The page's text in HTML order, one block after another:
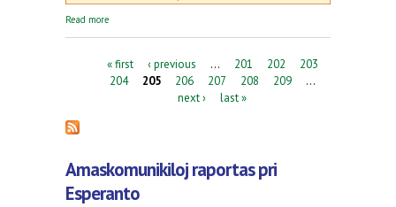
Read more
Pages« first ‹ previous … 201 202
203
204
205 206 207 208 209
…
next ›
last »
Amaskomunikiloj raportas pri
Esperanto